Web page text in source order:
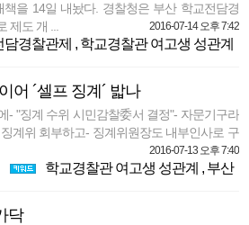
을 14일 내놨다. 경찰청은 부산 학교전담경
제도 개 ...
2016-07-14 오후 7:42
담경찰관제 , 학교경찰관 여고생 성관계
어 ´셀프 징계´ 밟나
- "징계 수위 시민감찰委서 결정"- 자문기구라
계위 회부하고- 징계위원장도 내부인사로 구
2016-07-13 오후 7:40
학교경찰관 여고생 성관계 , 부산
닥